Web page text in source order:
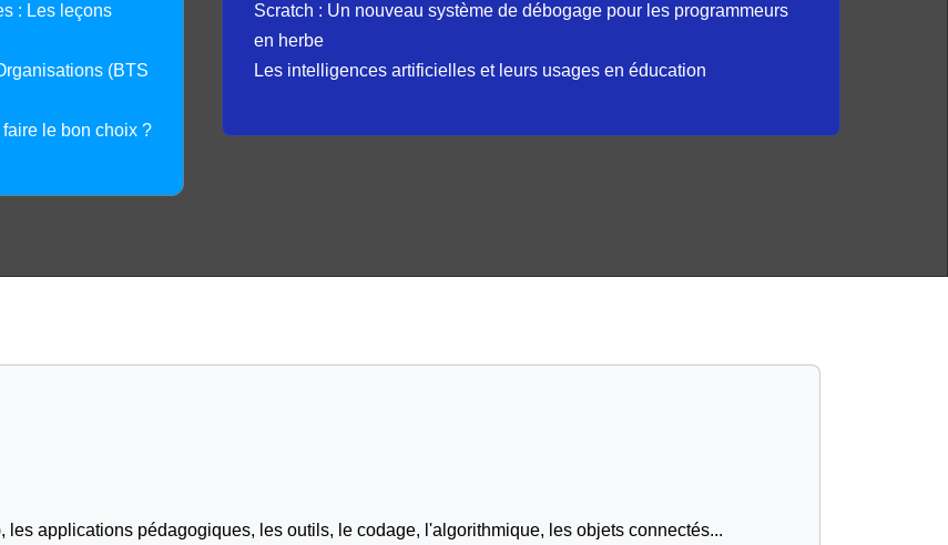
: Les leçons
(BTS
le bon choix ?
Scratch : Un nouveau système de débogage pour les programmeurs
en herbe
Les intelligences artificielles et leurs usages en éducation
les applications pédagogiques, les outils, le codage, l'algorithmique, les objets connectés...